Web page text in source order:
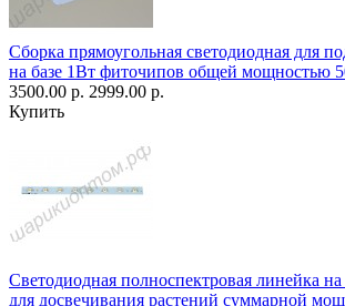
Сборка прямоугольная светодиодная для
на базе 1Вт фиточипов общей мощностью
3500.00 р. 2999.00 р.
Купить
Светодиодная полноспектровая линейка
для досвечивания растений суммарной